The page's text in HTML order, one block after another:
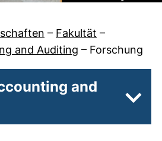
– Fakultät –
and Auditing – Forschung
and